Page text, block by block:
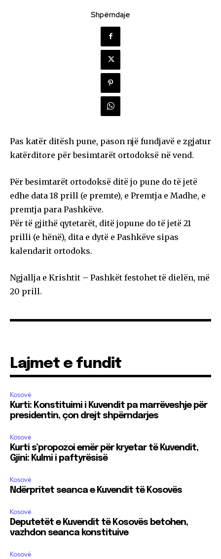
Shpërndaje
Pas katër ditësh pune, pason një fundjavë e zgjatur
katërditore për besimtarët ortodoksë në vend.
Për besimtarët ortodoksë ditë jo pune do të jetë
edhe data 18 prill (e premte), e Premtja e Madhe, e
premtja para Pashkëve.
Për të gjithë qytetarët, ditë jopune do të jetë 21
prilli (e hënë), dita e dytë e Pashkëve sipas
kalendarit ortodoks.
Ngjallja e Krishtit – Pashkët festohet të dielën, më
20 prill.
Lajmet e fundit
Kosovë
Kurti: Konstituimi i Kuvendit pa marrëveshje për
presidentin, çon drejt shpërndarjes
Kosovë
Kurti s’propozoi emër për kryetar të Kuvendit,
Gjini: Kulmi i paftyrësisë
Kosovë
Ndërpritet seanca e Kuvendit të Kosovës
Kosovë
Deputetët e Kuvendit të Kosovës betohen,
vazhdon seanca konstituive
Kosovë